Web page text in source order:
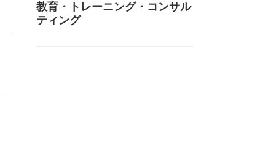
教育・トレーニング・コンサル
ティング